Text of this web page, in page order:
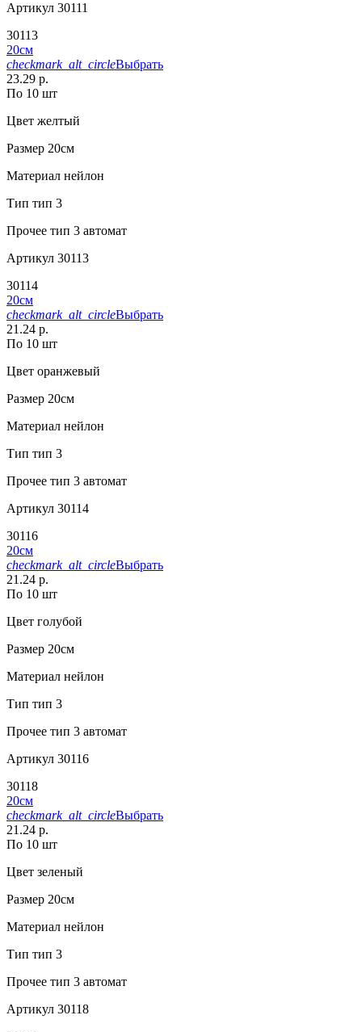
Артикул 30111
30113
20см
checkmark_alt_circleВыбрать
23.29 р.
По 10 шт
Цвет желтый
Размер 20см
Материал нейлон
Тип тип 3
Прочее тип 3 автомат
Артикул 30113
30114
20см
checkmark_alt_circleВыбрать
21.24 р.
По 10 шт
Цвет оранжевый
Размер 20см
Материал нейлон
Тип тип 3
Прочее тип 3 автомат
Артикул 30114
30116
20см
checkmark_alt_circleВыбрать
21.24 р.
По 10 шт
Цвет голубой
Размер 20см
Материал нейлон
Тип тип 3
Прочее тип 3 автомат
Артикул 30116
30118
20см
checkmark_alt_circleВыбрать
21.24 р.
По 10 шт
Цвет зеленый
Размер 20см
Материал нейлон
Тип тип 3
Прочее тип 3 автомат
Артикул 30118